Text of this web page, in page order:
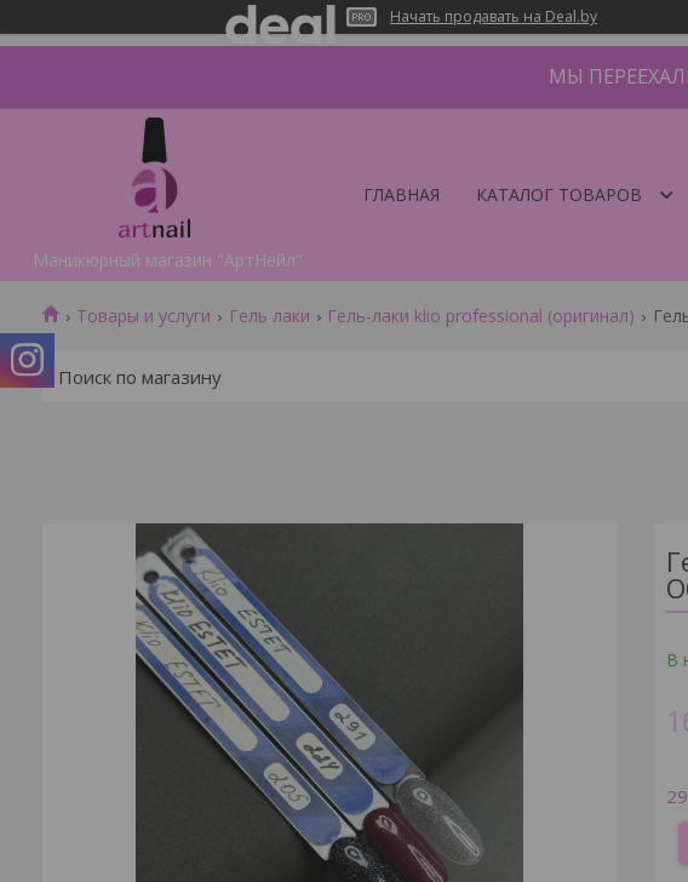
Начать продавать на Deal.by
МЫ
Маникюрный магазин "АртНейл"
ГЛАВНАЯ КАТАЛОГ ТОВАРОВ
Товары и услуги Гель лаки Гель-лаки klio professional (оригинал)
В